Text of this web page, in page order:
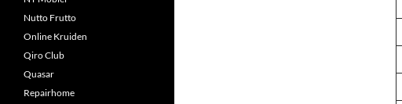
Nutto Frutto
Online Kruiden
Qiro Club
Quasar
Repairhome